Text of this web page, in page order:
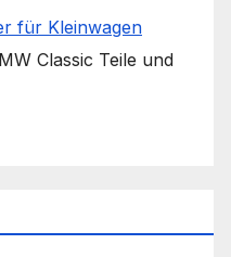
für Kleinwagen
Classic Teile und